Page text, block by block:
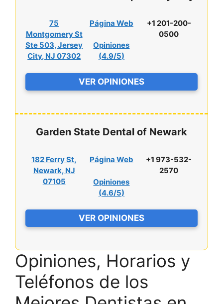
75
Montgomery St
Ste 503, Jersey
City, NJ 07302
Página Web
Opiniones
(4.9/5)
+1 201-200-
0500
VER OPINIONES
Garden State Dental of Newark
182 Ferry St,
Newark, NJ
07105
Página Web
Opiniones
(4.6/5)
+1 973-532-
2570
VER OPINIONES
Opiniones, Horarios y
Teléfonos de los